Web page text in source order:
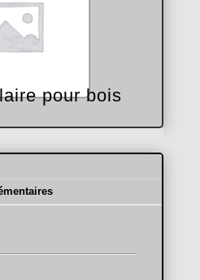
pour bois